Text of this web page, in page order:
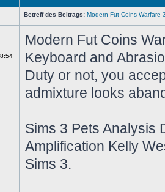
Betreff des Beitrags: Modern Fut Coins Warfare
Modern Fut Coins
Keyboard and
Duty or not, you
admixture looks
Sims 3 Pets Analysis
Amplification Kelly
Sims 3.